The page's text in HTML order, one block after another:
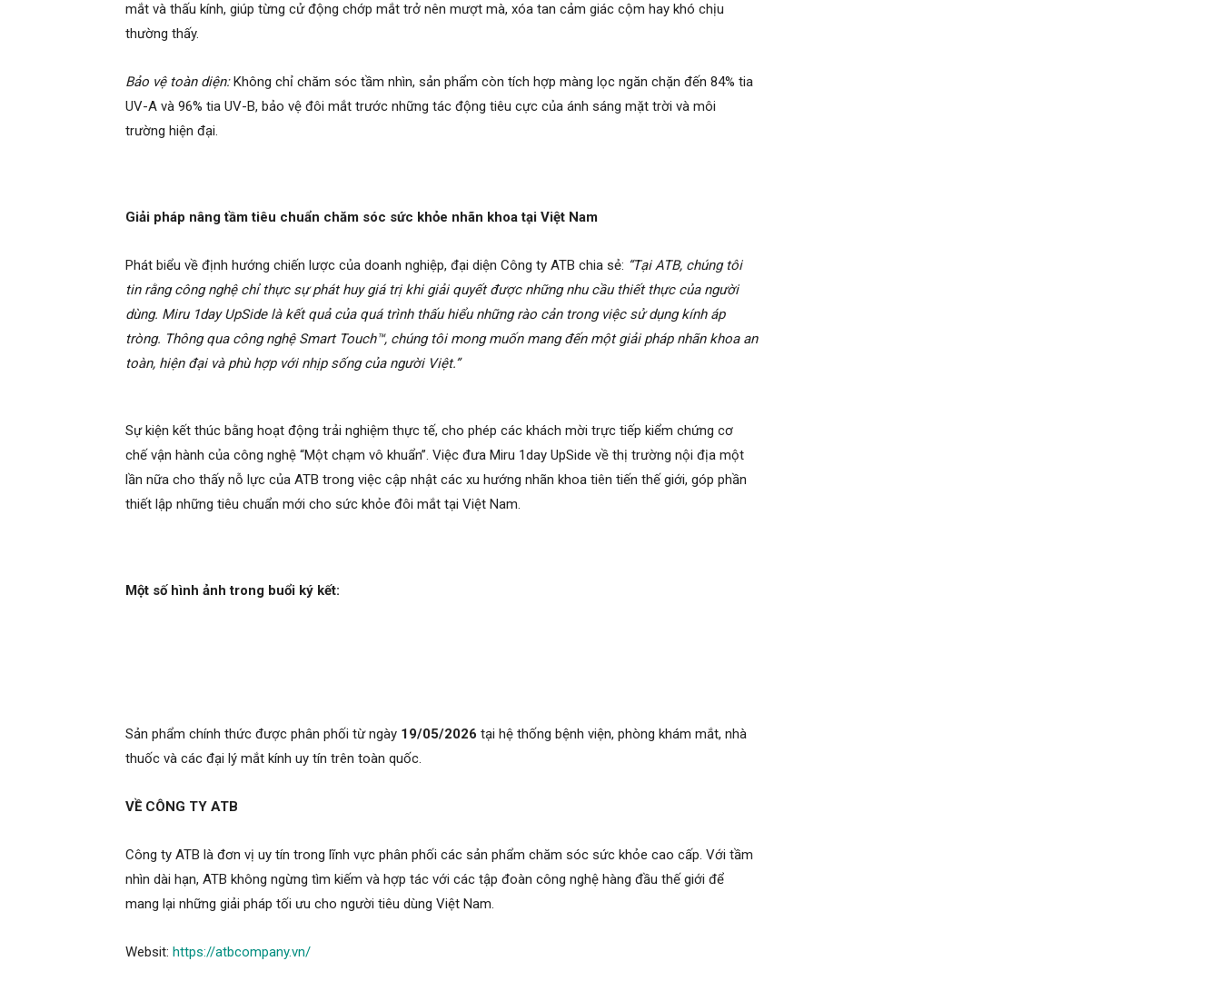
mắt và thấu kính, giúp từng cử động chớp mắt trở nên mượt mà, xóa tan cảm giác cộm hay khó chịu
thường thấy.
Bảo vệ toàn diện:Không chỉ chăm sóc tầm nhìn, sản phẩm còn tích hợp màng lọc ngăn chặn đến 84% tia
UV-A và 96% tia UV-B, bảo vệ đôi mắt trước những tác động tiêu cực của ánh sáng mặt trời và môi
trường hiện đại.
Giải pháp nâng tầm tiêu chuẩn chăm sóc sức khỏe nhãn khoa tại Việt Nam
Phát biểu về định hướng chiến lược của doanh nghiệp, đại diện Công ty ATB chia sẻ: “Tại ATB, chúng tôi
tin rằng công nghệ chỉ thực sự phát huy giá trị khi giải quyết được những nhu cầu thiết thực của người
dùng. Miru 1day UpSide là kết quả của quá trình thấu hiểu những rào cản trong việc sử dụng kính áp
tròng. Thông qua công nghệ Smart Touch™, chúng tôi mong muốn mang đến một giải pháp nhãn khoa an
toàn, hiện đại và phù hợp với nhịp sống của người Việt.”
Sự kiện kết thúc bằng hoạt động trải nghiệm thực tế, cho phép các khách mời trực tiếp kiểm chứng cơ
chế vận hành của công nghệ “Một chạm vô khuẩn”. Việc đưa Miru 1day UpSide về thị trường nội địa một
lần nữa cho thấy nỗ lực của ATB trong việc cập nhật các xu hướng nhãn khoa tiên tiến thế giới, góp phần
thiết lập những tiêu chuẩn mới cho sức khỏe đôi mắt tại Việt Nam.
Một số hình ảnh trong buổi ký kết:
Sản phẩm chính thức được phân phối từ ngày 19/05/2026 tại hệ thống bệnh viện, phòng khám mắt, nhà
thuốc và các đại lý mắt kính uy tín trên toàn quốc.
VỀ CÔNG TY ATB
Công ty ATB là đơn vị uy tín trong lĩnh vực phân phối các sản phẩm chăm sóc sức khỏe cao cấp. Với tầm
nhìn dài hạn, ATB không ngừng tìm kiếm và hợp tác với các tập đoàn công nghệ hàng đầu thế giới để
mang lại những giải pháp tối ưu cho người tiêu dùng Việt Nam.
Websit: https://atbcompany.vn/